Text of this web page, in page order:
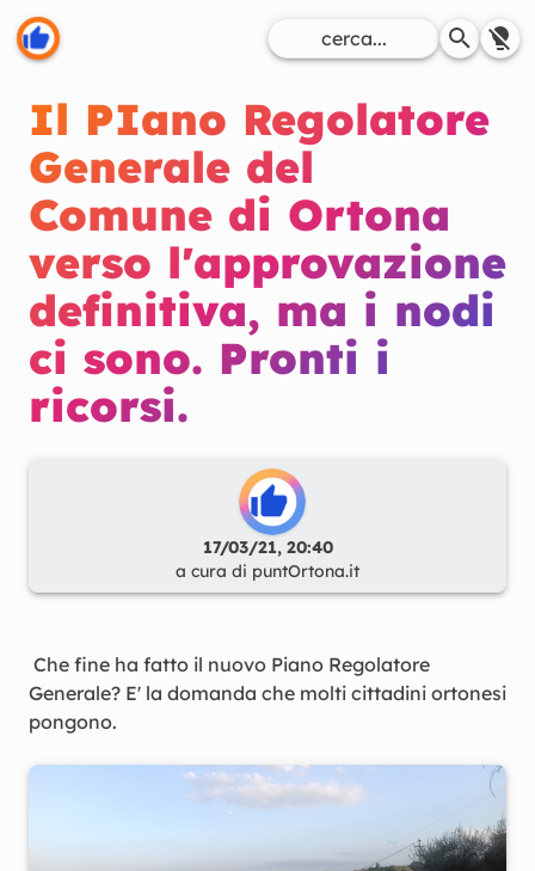
Il PIano Regolatore
Generale del
Comune di Ortona
verso l'approvazione
definitiva, ma i nodi
ci sono. Pronti i
ricorsi.
17/03/21, 20:40
a cura di puntOrtona.it
Che fine ha fatto il nuovo Piano Regolatore
Generale? E' la domanda che molti cittadini ortonesi
pongono.